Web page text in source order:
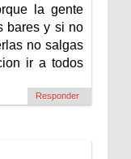
la gente
bares y si no
no salgas
ir a todos
Responder